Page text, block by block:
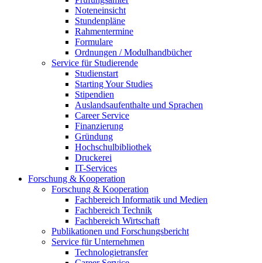
Noteneinsicht
Stundenpläne
Rahmentermine
Formulare
Ordnungen / Modulhandbücher
Service für Studierende
Studienstart
Starting Your Studies
Stipendien
Auslandsaufenthalte und Sprachen
Career Service
Finanzierung
Gründung
Hochschulbibliothek
Druckerei
IT-Services
Forschung & Kooperation
Forschung & Kooperation
Fachbereich Informatik und Medien
Fachbereich Technik
Fachbereich Wirtschaft
Publikationen und Forschungsbericht
Service für Unternehmen
Technologietransfer